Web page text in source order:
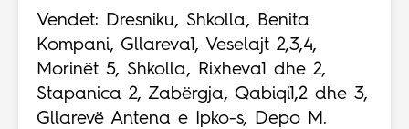
Vendet: Dresniku, Shkolla, Benita
Kompani, Gllareva1, Veselajt 2,3,4,
Morinët 5, Shkolla, Rixheva1 dhe 2,
Stapanica 2, Zabërgja, Qabiqi1,2 dhe 3,
Gllarevë Antena e Ipko-s, Depo M.